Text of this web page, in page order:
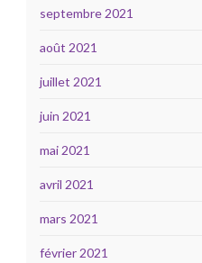
septembre 2021
août 2021
juillet 2021
juin 2021
mai 2021
avril 2021
mars 2021
février 2021